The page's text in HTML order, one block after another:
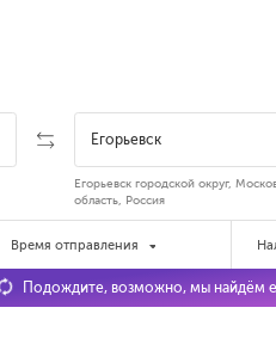
Егорьевск городской округ,
область, Россия
Время отправления
Подождите, возможно, мы найдём